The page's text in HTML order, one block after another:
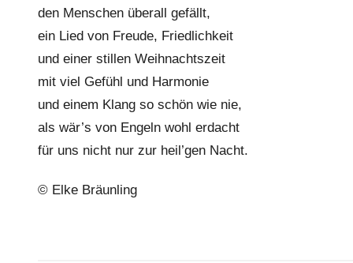
den Menschen überall gefällt,
ein Lied von Freude, Friedlichkeit
und einer stillen Weihnachtszeit
mit viel Gefühl und Harmonie
und einem Klang so schön wie nie,
als wär’s von Engeln wohl erdacht
für uns nicht nur zur heil’gen Nacht.
© Elke Bräunling